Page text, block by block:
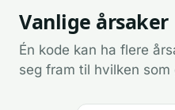
Vanlige årsaker
Én kode kan ha flere
seg fram til hvilken som